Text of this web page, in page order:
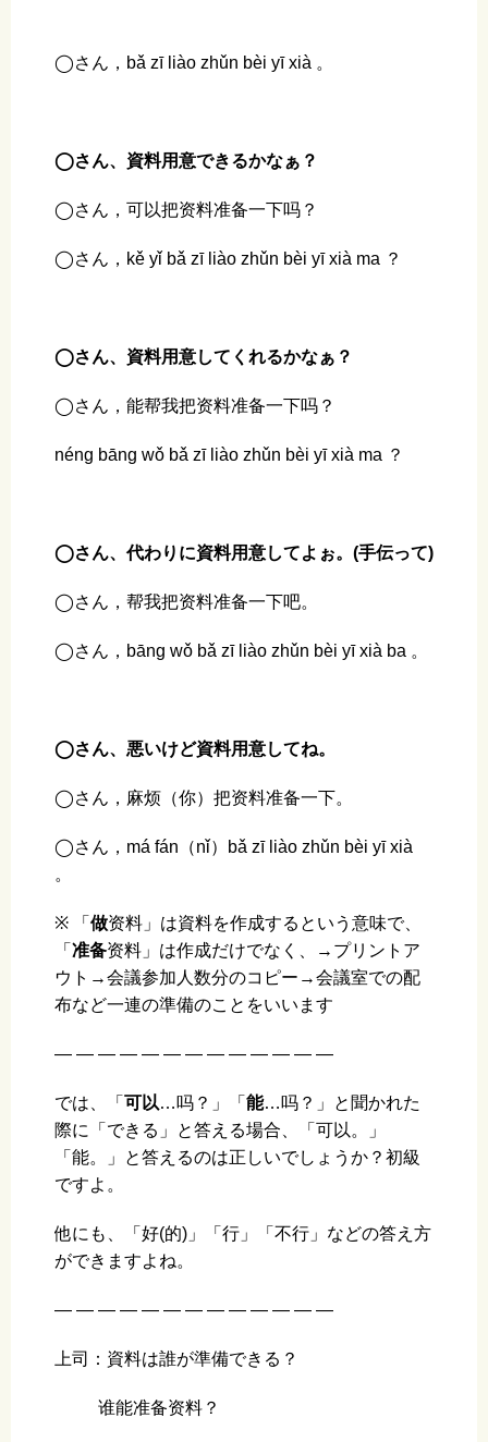
◯さん，bǎ zī liào zhǔn bèi yī xià 。
◯さん、資料用意できるかなぁ？
◯さん，可以把资料准备一下吗？
◯さん，kě yǐ bǎ zī liào zhǔn bèi yī xià ma ？
◯さん、資料用意してくれるかなぁ？
◯さん，能帮我把资料准备一下吗？
néng bāng wǒ bǎ zī liào zhǔn bèi yī xià ma ？
◯さん、代わりに資料用意してよぉ。(手伝って)
◯さん，帮我把资料准备一下吧。
◯さん，bāng wǒ bǎ zī liào zhǔn bèi yī xià ba 。
◯さん、悪いけど資料用意してね。
◯さん，麻烦（你）把资料准备一下。
◯さん，má fán（nǐ）bǎ zī liào zhǔn bèi yī xià
。
※ 「 做资料」は資料を作成するという意味で、
「 准备资料」は作成だけでなく、→プリントア
ウト→会議参加人数分のコピー→会議室での配
布など一連の準備のことをいいます
— — — — — — — — — — — — —
では、「 可以…吗？」「 能…吗？」と聞かれた
際に「できる」と答える場合、「可以。」
「能。」と答えるのは正しいでしょうか？初級
ですよ。
他にも、「好(的)」「行」「不行」などの答え方
ができますよね。
— — — — — — — — — — — — —
上司：資料は誰が準備できる？
谁能准备资料？